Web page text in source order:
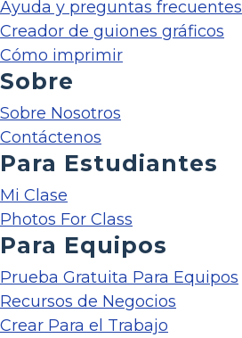
Ayuda y preguntas frecuentes
Creador de guiones gráficos
Cómo imprimir
Sobre
Sobre Nosotros
Contáctenos
Para Estudiantes
Mi Clase
Photos For Class
Para Equipos
Prueba Gratuita Para Equipos
Recursos de Negocios
Crear Para el Trabajo